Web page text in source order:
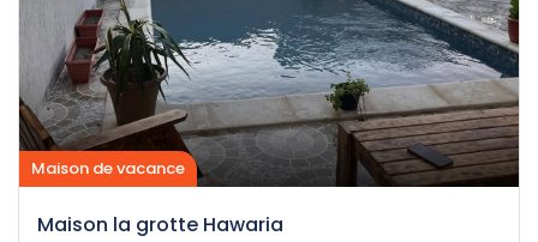
Maison de vacance
Maison la grotte Hawaria